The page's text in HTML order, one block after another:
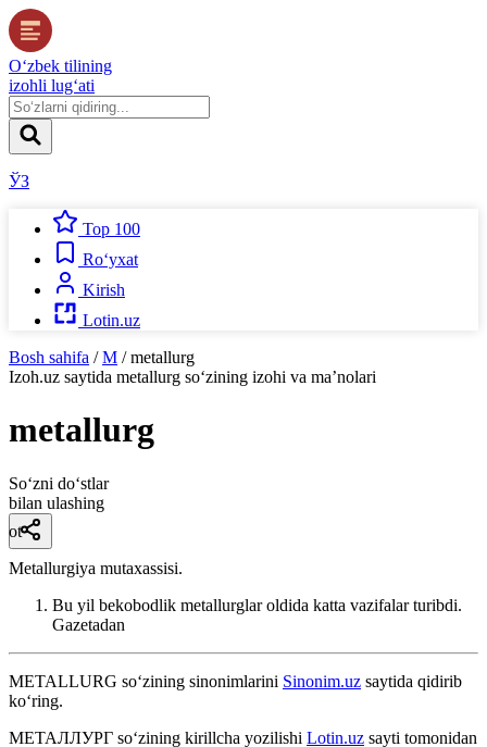
O‘zbek tilining
izohli lug‘ati
ЎЗ
Top 100
Ro‘yxat
Kirish
Lotin.uz
Bosh sahifa / M / metallurg
Izoh.uz saytida metallurg so‘zining izohi va ma’nolari
metallurg
So‘zni do‘stlar
bilan ulashing
ot
Metallurgiya mutaxassisi.
Bu yil bekobodlik metallurglar oldida katta vazifalar turibdi.
Gazetadan
METALLURG so‘zining sinonimlarini Sinonim.uz saytida qidirib
ko‘ring.
МЕТАЛЛУРГ so‘zining kirillcha yozilishi Lotin.uz sayti tomonidan